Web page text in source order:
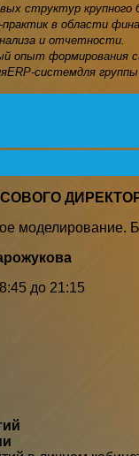
структур крупного
в области
и отчетности.
опыт формирования
системдля
до 21:15